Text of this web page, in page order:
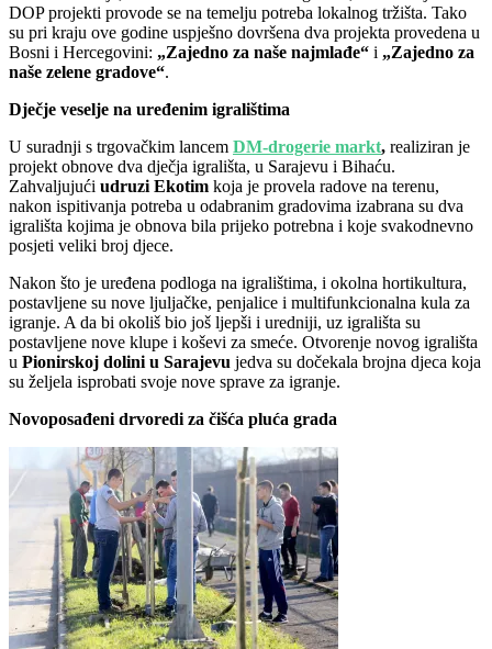
DOP projekti provode se na temelju potreba lokalnog tržišta. Tako
su pri kraju ove godine uspješno dovršena dva projekta provedena u
Bosni i Hercegovini: „Zajedno za naše najmlađe“ i „Zajedno za
naše zelene gradove“.
Dječje veselje na uređenim igralištima
U suradnji s trgovačkim lancem DM-drogerie markt, realiziran je
projekt obnove dva dječja igrališta, u Sarajevu i Bihaću.
Zahvaljujući udruzi Ekotim koja je provela radove na terenu,
nakon ispitivanja potreba u odabranim gradovima izabrana su dva
igrališta kojima je obnova bila prijeko potrebna i koje svakodnevno
posjeti veliki broj djece.
Nakon što je uređena podloga na igralištima, i okolna hortikultura,
postavljene su nove ljuljačke, penjalice i multifunkcionalna kula za
igranje. A da bi okoliš bio još ljepši i uredniji, uz igrališta su
postavljene nove klupe i koševi za smeće. Otvorenje novog igrališta
u Pionirskoj dolini u Sarajevu jedva su dočekala brojna djeca koja
su željela isprobati svoje nove sprave za igranje.
Novoposađeni drvoredi za čišća pluća grada